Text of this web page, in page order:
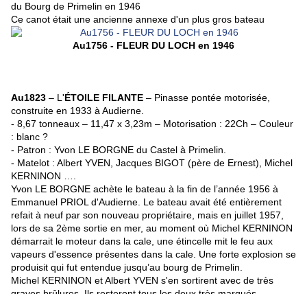
du Bourg de Primelin en 1946
Ce canot était une ancienne annexe d'un plus gros bateau
Au1756 - FLEUR DU LOCH en 1946
Au1823 – L'ÉTOILE FILANTE – Pinasse pontée motorisée,
construite en 1933 à Audierne.
- 8,67 tonneaux – 11,47 x 3,23m – Motorisation : 22Ch – Couleur
: blanc ?
- Patron : Yvon LE BORGNE du Castel à Primelin.
- Matelot : Albert YVEN, Jacques BIGOT (père de Ernest) , Michel
KERNINON ….
Yvon LE BORGNE achète le bateau à la fin de l’année 1956 à
Emmanuel PRIOL d'Audierne. Le bateau avait été entièrement
refait à neuf par son nouveau propriétaire, mais en juillet 1957,
lors de sa 2ème sortie en mer, au moment où Michel KERNINON
démarrait le moteur dans la cale, une étincelle mit le feu aux
vapeurs d'essence présentes dans la cale. Une forte explosion se
produisit qui fut entendue jusqu’au bourg de Primelin.
Michel KERNINON et Albert YVEN s'en sortirent avec de très